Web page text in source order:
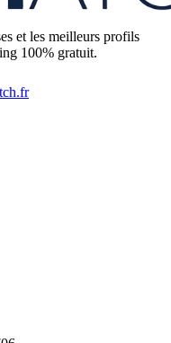
et les meilleurs profils
100% gratuit.